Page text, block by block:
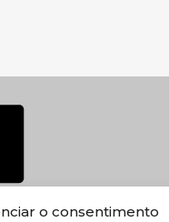
o consentimento